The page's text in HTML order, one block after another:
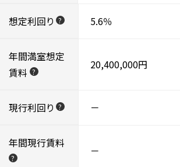
想定利回り ? 5.6％
年間満室想定
賃料 ? 20,400,000円
現行利回り ? －
年間現行賃料
? －